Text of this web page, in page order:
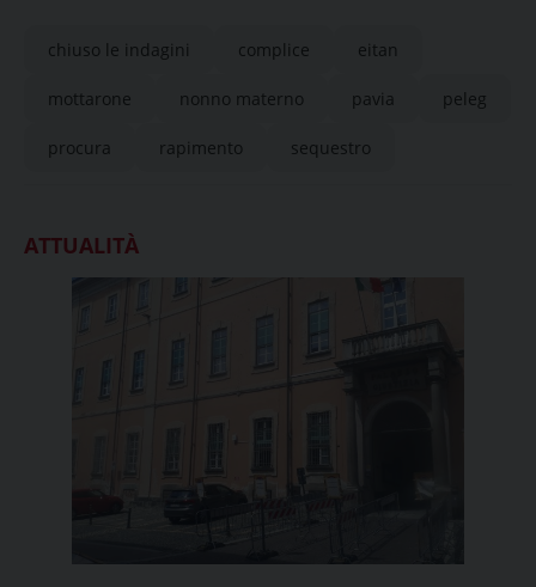
chiuso le indagini complice eitan
mottarone nonno materno pavia peleg
procura rapimento sequestro
ATTUALITÀ